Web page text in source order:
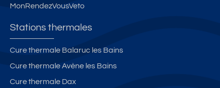
MonRendezVousVeto
Stations thermales
Cure thermale Balaruc les Bains
Cure thermale Avène les Bains
Cure thermale Dax